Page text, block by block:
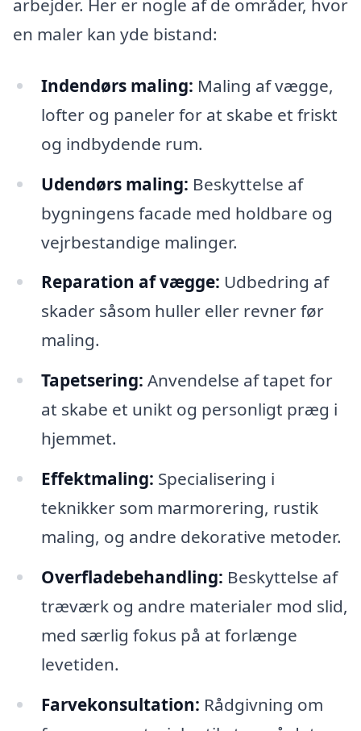
arbejder. Her er nogle af de områder, hvor
en maler kan yde bistand:
Indendørs maling: Maling af vægge,
lofter og paneler for at skabe et friskt
og indbydende rum.
Udendørs maling: Beskyttelse af
bygningens facade med holdbare og
vejrbestandige malinger.
Reparation af vægge: Udbedring af
skader såsom huller eller revner før
maling.
Tapetsering: Anvendelse af tapet for
at skabe et unikt og personligt præg i
hjemmet.
Effektmaling: Specialisering i
teknikker som marmorering, rustik
maling, og andre dekorative metoder.
Overfladebehandling: Beskyttelse af
træværk og andre materialer mod slid,
med særlig fokus på at forlænge
levetiden.
Farvekonsultation: Rådgivning om